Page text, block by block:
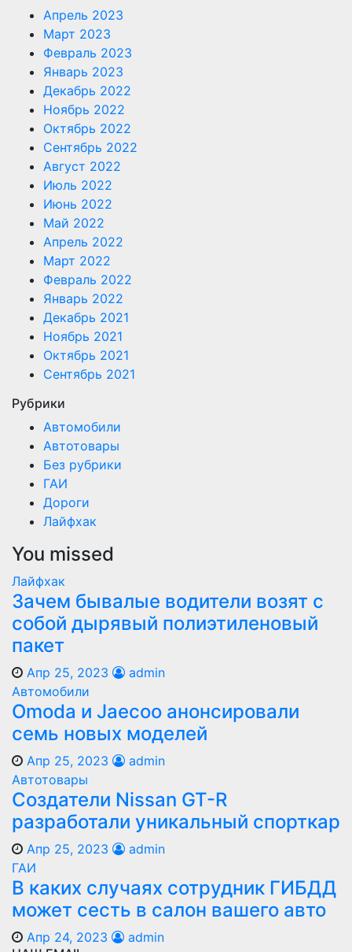
Апрель 2023
Март 2023
Февраль 2023
Январь 2023
Декабрь 2022
Ноябрь 2022
Октябрь 2022
Сентябрь 2022
Август 2022
Июль 2022
Июнь 2022
Май 2022
Апрель 2022
Март 2022
Февраль 2022
Январь 2022
Декабрь 2021
Ноябрь 2021
Октябрь 2021
Сентябрь 2021
Рубрики
Автомобили
Автотовары
Без рубрики
ГАИ
Дороги
Лайфхак
You missed
Лайфхак
Зачем бывалые водители возят с
собой дырявый полиэтиленовый
пакет
Апр 25, 2023
admin
Автомобили
Оmoda и Jaecoo анонсировали
семь новых моделей
Апр 25, 2023
admin
Автотовары
Создатели Nissan GT-R
разработали уникальный спорткар
Апр 25, 2023
admin
ГАИ
В каких случаях сотрудник ГИБДД
может сесть в салон вашего авто
Апр 24, 2023
admin